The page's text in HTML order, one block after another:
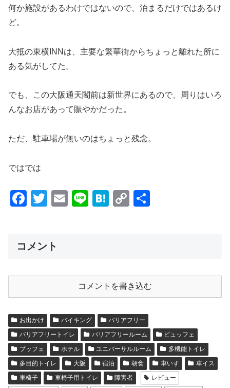
何か施設があるわけではないので、泊まるだけではあるけ
ど。
大抵の東横INNは、主要な繁華街からちょっと離れた所に
ある気がしてた。
でも、この大阪通天閣前は新世界にあるので、周りはいろ
んなお店があって賑やかだった。
ただ、駐車場が無いのはちょっと残念。
ではでは
F
e
o
o
k
T
er
E
Li
H
C
n
k
コメント
コメントを書き込む
お出かけ バイキング
バリアフリー
バリアフリートイレ
バリアフリールーム
ビュッフェ
ブッフェ
ホテル ユニバーサルルーム
多機能トイレ
多目的トイレ
大阪 宿泊 朝食 車いす
車イス
車椅子
車椅子用トイレ 障害者
レビュー